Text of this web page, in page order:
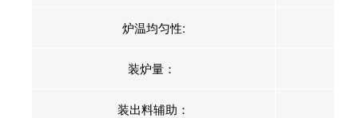
炉温均匀性:
装炉量：
装出料辅助：